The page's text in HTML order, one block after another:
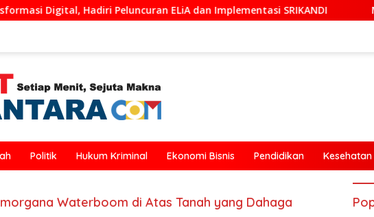
Peluncuran ELiA dan Implementasi SRIKANDI Mahasiswa
Politik Hukum Kriminal Ekonomi Bisnis Pendidikan Kesehatan
Waterboom di Atas Tanah yang Dahaga